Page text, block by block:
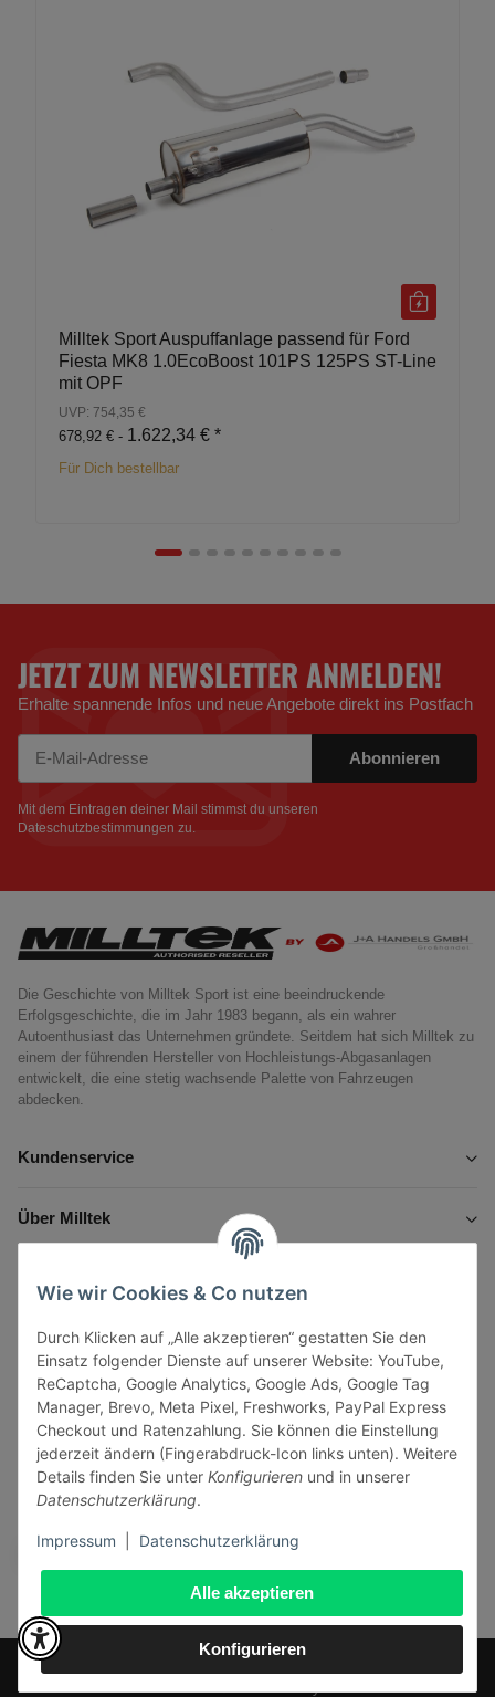
Alle akzeptieren
Konfigurieren
Wie wir Cookies & Co nutzen
Durch Klicken auf „Alle akzeptieren“ gestatten Sie den
Einsatz folgender Dienste auf unserer Website: YouTube,
ReCaptcha, Google Analytics, Google Ads, Google Tag
Manager, Brevo, Meta Pixel, Freshworks, PayPal Express
Checkout und Ratenzahlung. Sie können die Einstellung
jederzeit ändern (Fingerabdruck-Icon links unten). Weitere
Details finden Sie unter Konfigurieren und in unserer
Datenschutzerklärung.
Impressum Datenschutzerklärung
Milltek Sport Auspuffanlage passend für Ford
Fiesta MK8 1.0EcoBoost 101PS 125PS ST-Line
mit OPF
UVP: 754,35 €
678,92 € - 1.622,34 € *
Für Dich bestellbar
JETZT ZUM NEWSLETTER ANMELDEN!
Erhalte spannende Infos und neue Angebote direkt ins Postfach
Abonnieren
Mit dem Eintragen deiner Mail stimmst du unseren
Dateschutzbestimmungen zu.
Die Geschichte von Milltek Sport ist eine beeindruckende
Erfolgsgeschichte, die im Jahr 1983 begann, als ein wahrer
Autoenthusiast das Unternehmen gründete. Seitdem hat sich Milltek zu
einem der führenden Hersteller von Hochleistungs-Abgasanlagen
entwickelt, die eine stetig wachsende Palette von Fahrzeugen
abdecken.
Kundenservice
Über Milltek
Gesetzliche Informationen
Vertrag widerrufen
Sicher bezahlen via:
© J+A Handels GmbH
Perfected byDreizack Medien.